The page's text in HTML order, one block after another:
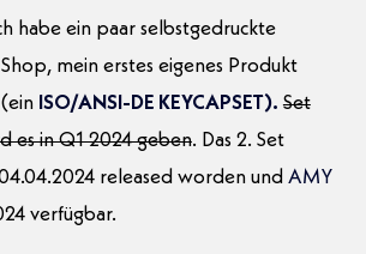
habe ein paar selbstgedruckte
mein erstes eigenes Produkt
ISO/ANSI-DE KEYCAPSET). Set
es in Q1 2024 geben. Das 2. Set
04.04.2024 released worden und AMY
verfügbar.